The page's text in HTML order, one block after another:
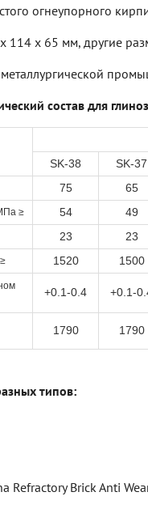
огнеупорного
114 x 65 мм, другие
состав для
SK-38
SK-37
75 65
≥ 54 49
23 23
1520 1500
+0.1-0.4 +0.1-
1790 1790
типов: